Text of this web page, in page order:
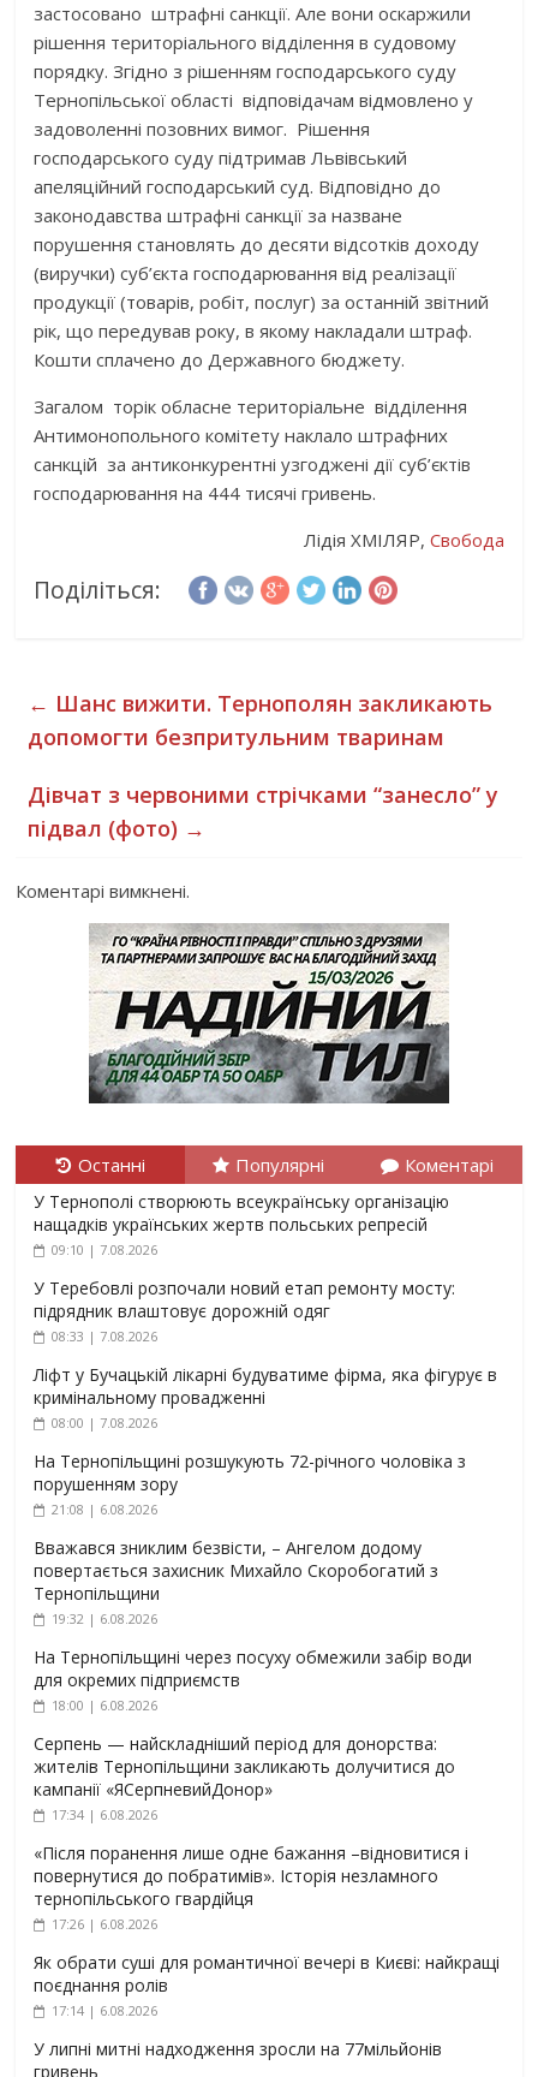
застосовано штрафні санкції. Але вони оскаржили
рішення територіального відділення в судовому
порядку. Згідно з рішенням господарського суду
Тернопільської області відповідачам відмовлено у
задоволенні позовних вимог. Рішення
господарського суду підтримав Львівський
апеляційний господарський суд. Відповідно до
законодавства штрафні санкції за назване
порушення становлять до десяти відсотків доходу
(виручки) суб’єкта господарювання від реалізації
продукції (товарів, робіт, послуг) за останній звітний
рік, що передував року, в якому накладали штраф.
Кошти сплачено до Державного бюджету.
Загалом торік обласне територіальне відділення
Антимонопольного комітету наклало штрафних
санкцій за антиконкурентні узгоджені дії суб’єктів
господарювання на 444 тисячі гривень.
Лідія ХМІЛЯР, Свобода
Поділіться:
← Шанс вижити. Тернополян закликають
допомогти безпритульним тваринам
Дівчат з червоними стрічками “занесло” у
підвал (фото) →
Коментарі вимкнені.
Останні Популярні Коментарі
У Тернополі створюють всеукраїнську організацію
нащадків українських жертв польських репресій
09:10 | 7.08.2026
У Теребовлі розпочали новий етап ремонту мосту:
підрядник влаштовує дорожній одяг
08:33 | 7.08.2026
Ліфт у Бучацькій лікарні будуватиме фірма, яка фігурує в
кримінальному провадженні
08:00 | 7.08.2026
На Тернопільщині розшукують 72-річного чоловіка з
порушенням зору
21:08 | 6.08.2026
Вважався зниклим безвісти, – Ангелом додому
повертається захисник Михайло Скоробогатий з
Тернопільщини
19:32 | 6.08.2026
На Тернопільщині через посуху обмежили забір води
для окремих підприємств
18:00 | 6.08.2026
Серпень — найскладніший період для донорства:
жителів Тернопільщини закликають долучитися до
кампанії «ЯСерпневийДонор»
17:34 | 6.08.2026
«Після поранення лише одне бажання –відновитися і
повернутися до побратимів». Історія незламного
тернопільського гвардійця
17:26 | 6.08.2026
Як обрати суші для романтичної вечері в Києві: найкращі
поєднання ролів
17:14 | 6.08.2026
У липні митні надходження зросли на 77мільйонів
гривень